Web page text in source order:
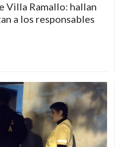
Villa Ramallo: hallan
a los responsables